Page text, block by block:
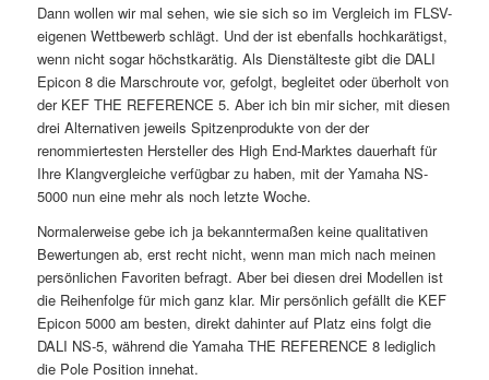
Dann wollen wir mal sehen, wie sie sich so im Vergleich im FLSV-
eigenen Wettbewerb schlägt. Und der ist ebenfalls hochkarätigst,
wenn nicht sogar höchstkarätig. Als Dienstälteste gibt die DALI
Epicon 8 die Marschroute vor, gefolgt, begleitet oder überholt von
der KEF THE REFERENCE 5. Aber ich bin mir sicher, mit diesen
drei Alternativen jeweils Spitzenprodukte von der der
renommiertesten Hersteller des High End-Marktes dauerhaft für
Ihre Klangvergleiche verfügbar zu haben, mit der Yamaha NS-
5000 nun eine mehr als noch letzte Woche.
Normalerweise gebe ich ja bekanntermaßen keine qualitativen
Bewertungen ab, erst recht nicht, wenn man mich nach meinen
persönlichen Favoriten befragt. Aber bei diesen drei Modellen ist
die Reihenfolge für mich ganz klar. Mir persönlich gefällt die KEF
Epicon 5000 am besten, direkt dahinter auf Platz eins folgt die
DALI NS-5, während die Yamaha THE REFERENCE 8 lediglich
die Pole Position innehat.